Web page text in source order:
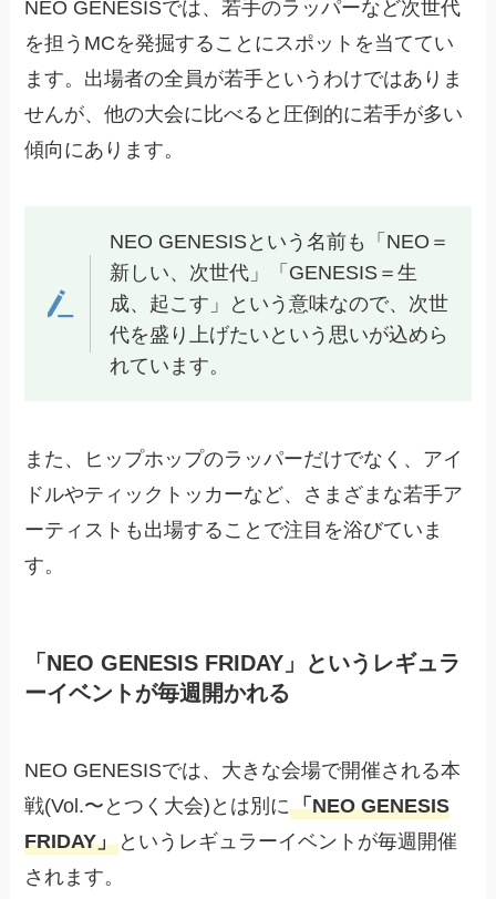
NEO GENESISでは、若手のラッパーなど次世代
を担うMCを発掘することにスポットを当ててい
ます。出場者の全員が若手というわけではありま
せんが、他の大会に比べると圧倒的に若手が多い
傾向にあります。
NEO GENESISという名前も「NEO＝
新しい、次世代」「GENESIS＝生
成、起こす」という意味なので、次世
代を盛り上げたいという思いが込めら
れています。
また、ヒップホップのラッパーだけでなく、アイ
ドルやティックトッカーなど、さまざまな若手ア
ーティストも出場することで注目を浴びていま
す。
「NEO GENESIS FRIDAY」というレギュラ
ーイベントが毎週開かれる
NEO GENESISでは、大きな会場で開催される本
戦(Vol.〜とつく大会)とは別に「NEO GENESIS
FRIDAY」 というレギュラーイベントが毎週開催
されます。